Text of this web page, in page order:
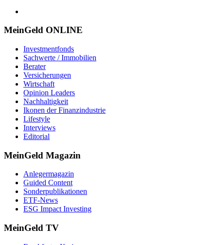
MeinGeld ONLINE
Investmentfonds
Sachwerte / Immobilien
Berater
Versicherungen
Wirtschaft
Opinion Leaders
Nachhaltigkeit
Ikonen der Finanzindustrie
Lifestyle
Interviews
Editorial
MeinGeld Magazin
Anlegermagazin
Guided Content
Sonderpublikationen
ETF-News
ESG Impact Investing
MeinGeld TV